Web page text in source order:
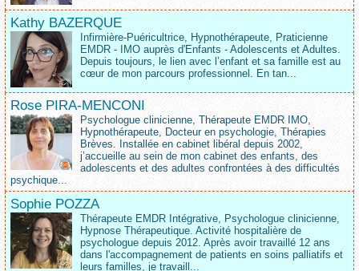
Kathy BAZERQUE
Infirmière-Puéricultrice, Hypnothérapeute, Praticienne
EMDR - IMO auprès d'Enfants - Adolescents et Adultes.
Depuis toujours, le lien avec l’enfant et sa famille est au
cœur de mon parcours professionnel. En tan...
Rose PIRA-MENCONI
Psychologue clinicienne, Thérapeute EMDR IMO,
Hypnothérapeute, Docteur en psychologie, Thérapies
Brèves. Installée en cabinet libéral depuis 2002,
j’accueille au sein de mon cabinet des enfants, des
adolescents et des adultes confrontées à des difficultés
psychique...
Sophie POZZA
Thérapeute EMDR Intégrative, Psychologue clinicienne,
Hypnose Thérapeutique. Activité hospitalière de
psychologue depuis 2012. Après avoir travaillé 12 ans
dans l'accompagnement de patients en soins palliatifs et
leurs familles, je travaill...